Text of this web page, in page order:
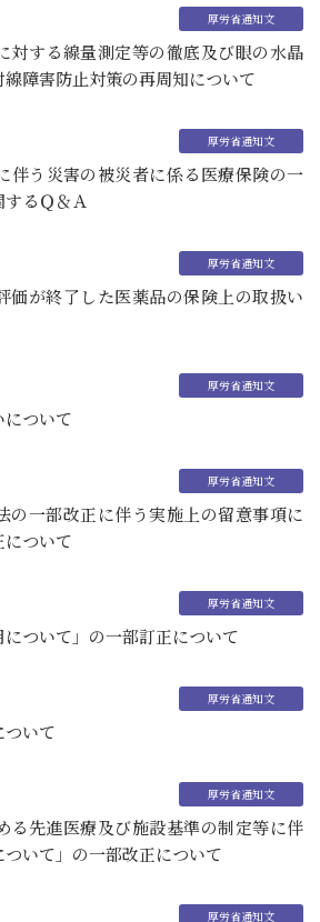
対する線量測定等の徹底及び眼の水晶
障害防止対策の再周知について
伴う災害の被災者に係る医療保険の一
るＱ＆Ａ
価が終了した医薬品の保険上の取扱い
ついて
の一部改正に伴う実施上の留意事項に
ついて
について」の一部訂正について
ついて
る先進医療及び施設基準の制定等に伴
いて」の一部改正について